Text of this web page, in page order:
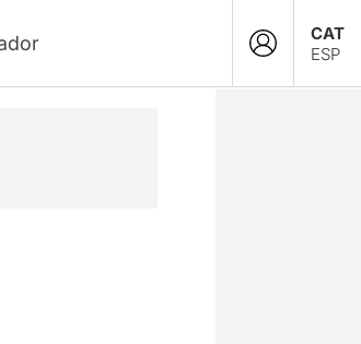
CAT
ESP